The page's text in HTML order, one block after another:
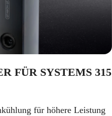
FÜR SYSTEMS 315
für höhere Leistung